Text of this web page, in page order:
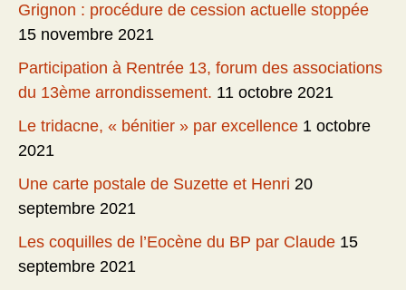
Grignon : procédure de cession actuelle stoppée
15 novembre 2021
Participation à Rentrée 13, forum des associations
du 13ème arrondissement. 11 octobre 2021
Le tridacne, « bénitier » par excellence 1 octobre
2021
Une carte postale de Suzette et Henri 20
septembre 2021
Les coquilles de l’Eocène du BP par Claude 15
septembre 2021